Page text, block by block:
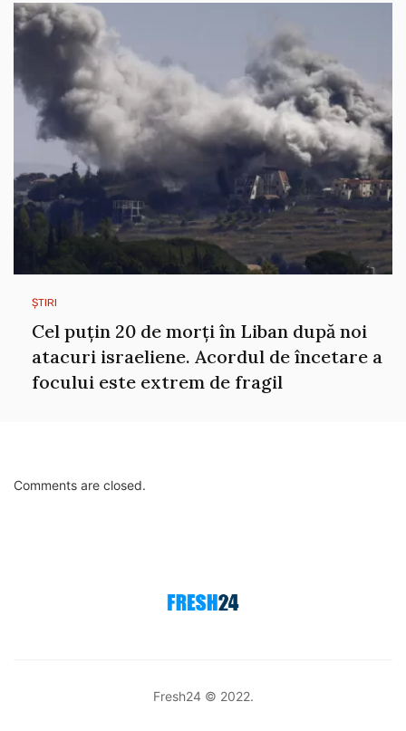
ȘTIRI
Cel puțin 20 de morți în Liban după noi
atacuri israeliene. Acordul de încetare a
focului este extrem de fragil
Comments are closed.
Fresh24 © 2022.